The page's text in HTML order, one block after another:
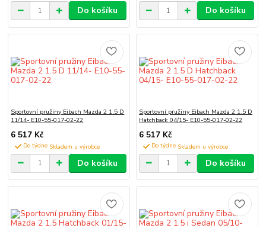
Do košíku Do košíku
Sportovní pružiny Eibach Mazda 2 1.5 D
11/14- E10-55-017-02-22
6 517 Kč
Do týdne
Do košíku
Sportovní pružiny Eibach Mazda 2 1.5 D
Hatchback 04/15- E10-55-017-02-22
6 517 Kč
Do týdne
Do košíku